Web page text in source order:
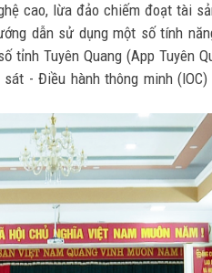
cao, lừa đảo chiếm đoạt tài
dẫn sử dụng một số tính
tỉnh Tuyên Quang (App Tuyên
sát - Điều hành thông minh